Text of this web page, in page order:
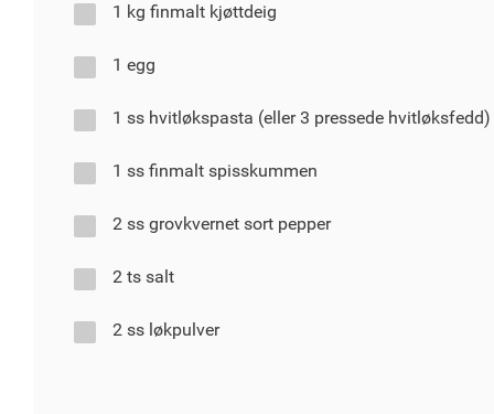
1 kg finmalt kjøttdeig
1 egg
1 ss hvitløkspasta (eller 3 pressede hvitløksfedd)
1 ss finmalt spisskummen
2 ss grovkvernet sort pepper
2 ts salt
2 ss løkpulver